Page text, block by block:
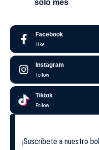
solo mes
Facebook
Like
Instagram
Follow
Tiktok
Follow
¡Suscríbete a nuestro